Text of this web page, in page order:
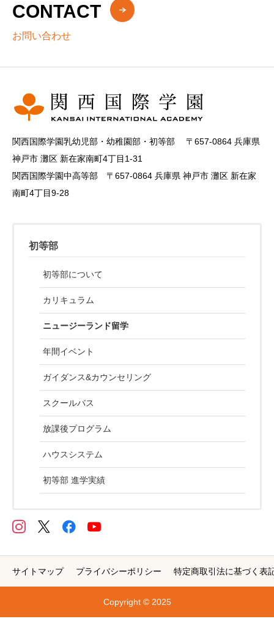
CONTACT
お問い合わせ
関西国際学園乳幼児部・幼稚園部・初等部 〒657-0864 兵庫県
神戸市 灘区 新在家南町4丁目1-31
関西国際学園中高等部 〒657-0864 兵庫県 神戸市 灘区 新在家
南町4丁目9-28
初等部
初等部について
カリキュラム
ニュージーランド留学
年間イベント
ガイダンス&カウンセリング
スクールバス
放課後プログラム
ハウスシステム
初等部 進学実績
サイトマップ プライバシーポリシー 特定商取引法に基づく表
Copyright © 2025